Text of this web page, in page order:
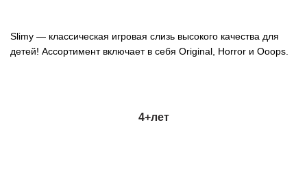
Slimy — классическая игровая слизь высокого качества для
детей! Ассортимент включает в себя Original, Horror и Ooops.
4+лет